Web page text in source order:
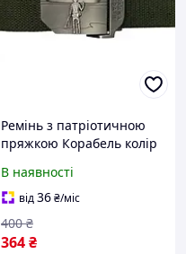
Ремінь з патріотичною
пряжкою Корабель колір
В наявності
від36₴/міс
364₴
400 ₴